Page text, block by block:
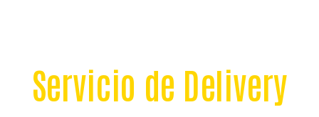
Servicio de Delivery